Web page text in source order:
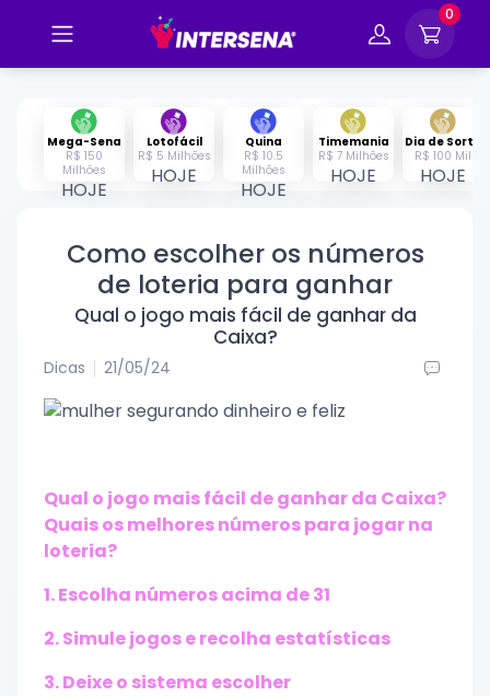
0
Mega-Sena
R$ 150
Milhões
HOJE
Lotofácil
R$ 5 Milhões
HOJE
Quina
R$ 10.5
Milhões
HOJE
Timemania
R$ 7 Milhões
HOJE
Dia de Sorte
R$ 100 Mil
HOJE
Como escolher os números
de loteria para ganhar
Qual o jogo mais fácil de ganhar da
Caixa?
Dicas 21/05/24
Qual o jogo mais fácil de ganhar da Caixa?
Quais os melhores números para jogar na
loteria?
1. Escolha números acima de 31
2. Simule jogos e recolha estatísticas
3. Deixe o sistema escolher